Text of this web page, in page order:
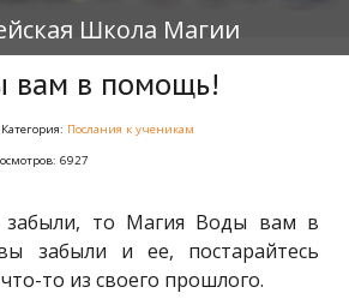
Школа Магии
вам в помощь!
Категория: Послания к ученикам
6927
забыли, то Магия Воды вам в
забыли и ее, постарайтесь
то из своего прошлого.